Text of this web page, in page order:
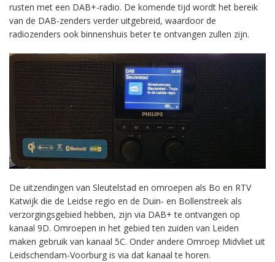
rusten met een DAB+-radio. De komende tijd wordt het bereik
van de DAB-zenders verder uitgebreid, waardoor de
radiozenders ook binnenshuis beter te ontvangen zullen zijn.
De uitzendingen van Sleutelstad en omroepen als Bo en RTV
Katwijk die de Leidse regio en de Duin- en Bollenstreek als
verzorgingsgebied hebben, zijn via DAB+ te ontvangen op
kanaal 9D. Omroepen in het gebied ten zuiden van Leiden
maken gebruik van kanaal 5C. Onder andere Omroep Midvliet uit
Leidschendam-Voorburg is via dat kanaal te horen.